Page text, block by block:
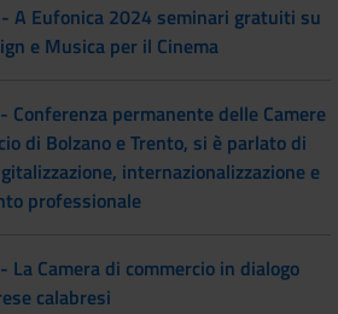
- A Eufonica 2024 seminari gratuiti su
e Musica per il Cinema
Conferenza permanente delle Camere
di Bolzano e Trento, si è parlato di
internazionalizzazione e
professionale
La Camera di commercio in dialogo
calabresi